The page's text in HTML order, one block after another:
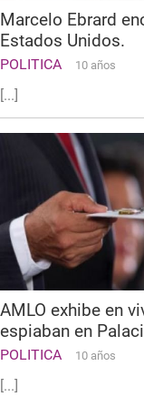
Marcelo Ebrard
Estados Unidos.
POLITICA 10 años
[...]
AMLO exhibe en
espiaban en
POLITICA 10 años
[...]